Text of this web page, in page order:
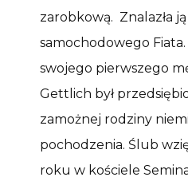
zarobkową. Znalazła
samochodowego Fiata.
swojego pierwszego
Gettlich był
zamożnej rodziny
pochodzenia. Ślub
roku w kościele